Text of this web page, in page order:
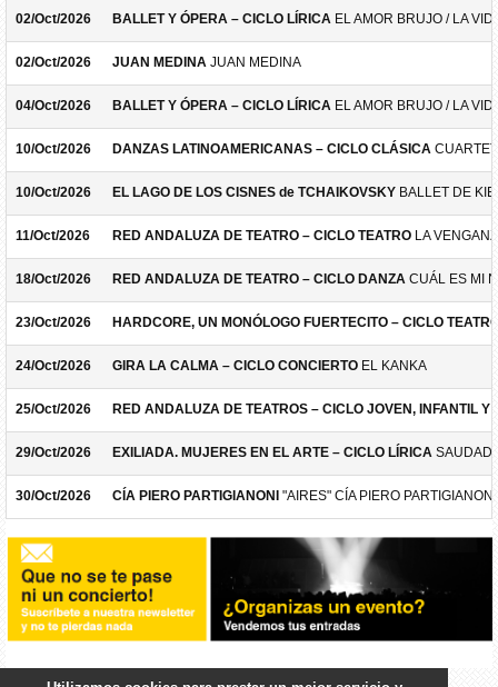
02/Oct/2026 BALLET Y ÓPERA – CICLO LÍRICA EL AMOR BRUJO / LA
02/Oct/2026 JUAN MEDINA JUAN MEDINA
04/Oct/2026 BALLET Y ÓPERA – CICLO LÍRICA EL AMOR BRUJO / LA
10/Oct/2026 DANZAS LATINOAMERICANAS – CICLO CLÁSICA
10/Oct/2026 EL LAGO DE LOS CISNES de TCHAIKOVSKY BALLET DE
11/Oct/2026 RED ANDALUZA DE TEATRO – CICLO TEATRO LA
18/Oct/2026 RED ANDALUZA DE TEATRO – CICLO DANZA CUÁL ES MI
23/Oct/2026 HARDCORE, UN MONÓLOGO FUERTECITO – CICLO
24/Oct/2026 GIRA LA CALMA – CICLO CONCIERTO EL KANKA
25/Oct/2026 RED ANDALUZA DE TEATROS – CICLO JOVEN, INFANTIL Y
29/Oct/2026 EXILIADA. MUJERES EN EL ARTE – CICLO LÍRICA
30/Oct/2026 CÍA PIERO PARTIGIANONI "AIRES" CÍA PIERO PARTIGIANONI